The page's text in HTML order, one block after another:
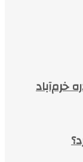
خرم‌آباد